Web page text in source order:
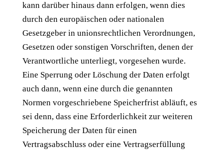
kann darüber hinaus dann erfolgen, wenn dies
durch den europäischen oder nationalen
Gesetzgeber in unionsrechtlichen Verordnungen,
Gesetzen oder sonstigen Vorschriften, denen der
Verantwortliche unterliegt, vorgesehen wurde.
Eine Sperrung oder Löschung der Daten erfolgt
auch dann, wenn eine durch die genannten
Normen vorgeschriebene Speicherfrist abläuft, es
sei denn, dass eine Erforderlichkeit zur weiteren
Speicherung der Daten für einen
Vertragsabschluss oder eine Vertragserfüllung